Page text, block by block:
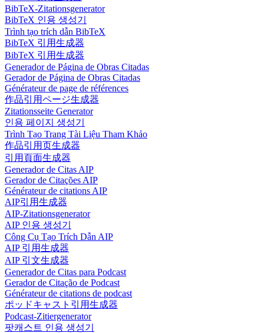
BibTeX-Zitationsgenerator
BibTeX 인용 생성기
Trình tạo trích dẫn BibTeX
BibTeX 引用生成器
BibTeX 引用生成器
Generador de Página de Obras Citadas
Gerador de Página de Obras Citadas
Générateur de page de références
作品引用ページ生成器
Zitationsseite Generator
인용 페이지 생성기
Trình Tạo Trang Tài Liệu Tham Khảo
作品引用页生成器
引用頁面生成器
Generador de Citas AIP
Gerador de Citações AIP
Générateur de citations AIP
AIP引用生成器
AIP-Zitationsgenerator
AIP 인용 생성기
Công Cụ Tạo Trích Dẫn AIP
AIP 引用生成器
AIP 引文生成器
Generador de Citas para Podcast
Gerador de Citação de Podcast
Générateur de citations de podcast
ポッドキャスト引用生成器
Podcast-Zitiergenerator
팟캐스트 인용 생성기